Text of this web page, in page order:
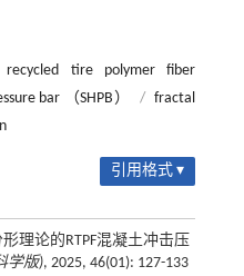
recycled tire polymer fiber
bar （SHPB） / fractal
引用格式 ▾
理论的RTPF混凝土冲击压
学版), 2025, 46(01): 127-133